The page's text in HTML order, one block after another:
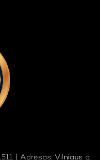
| Adresas: Vilniaus g.